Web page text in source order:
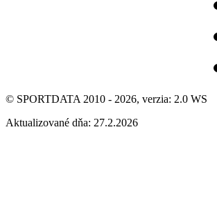
© SPORTDATA 2010 - 2026, verzia: 2.0 WS
Aktualizované dňa: 27.2.2026